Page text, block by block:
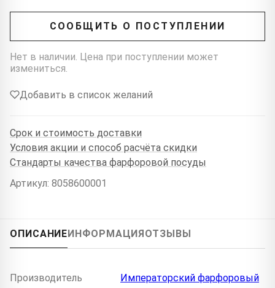
СООБЩИТЬ О ПОСТУПЛЕНИИ
Нет в наличии. Цена при поступлении может
измениться.
Добавить в список желаний
Срок и стоимость доставки
Условия акции и способ расчёта скидки
Стандарты качества фарфоровой посуды
Артикул: 8058600001
ОПИСАНИЕИНФОРМАЦИЯОТЗЫВЫ
Производитель
Императорский фарфоровый